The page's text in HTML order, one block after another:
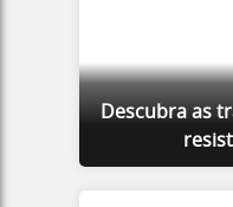
Descubra as